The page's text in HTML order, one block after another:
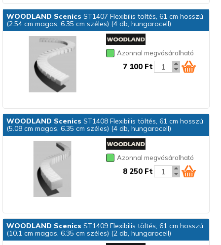
WOODLAND Scenics ST1407 Flexibilis töltés, 61 cm hosszú
(2.54 cm magas, 6.35 cm széles) (4 db, hungarocell)
Azonnal megvásárolható
7 100 Ft
WOODLAND Scenics ST1408 Flexibilis töltés, 61 cm hosszú
(5.08 cm magas, 6.35 cm széles) (4 db, hungarocell)
Azonnal megvásárolható
8 250 Ft
WOODLAND Scenics ST1409 Flexibilis töltés, 61 cm hosszú
(10.1 cm magas, 6.35 cm széles) (2 db, hungarocell)